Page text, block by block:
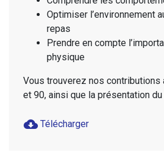
Optimiser l’environnement
repas
Prendre en compte
physique
Vous trouverez nos contributions
et 90, ainsi que la présentation du
cloud_download Télécharger